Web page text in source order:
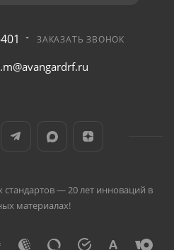
ЗАКАЗАТЬ ЗВОНОК
— 20 лет инноваций в
материалах!